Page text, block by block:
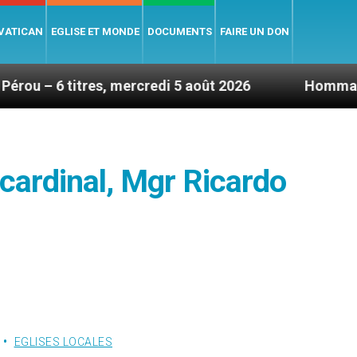
EGLISE ET MONDE DOCUMENTS FAIRE UN DON
mercredi 5 août 2026 Hommage du Saint-
Mgr Ricardo
EGLISES LOCALES